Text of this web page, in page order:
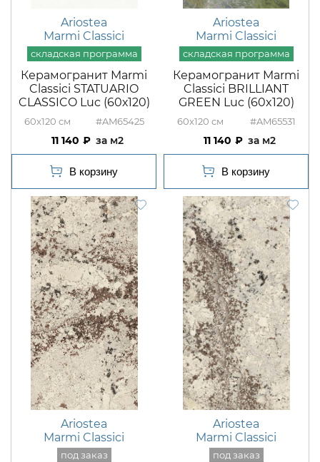
Ariostea
Marmi Classici
Керамогранит Marmi
Classici STATUARIO
CLASSICO Luc (60х120)
60x120 #AM65425
11 140 м2
Ariostea
Marmi Classici
Керамогранит Marmi
Classici BRILLIANT
GREEN Luc (60x120)
60x120 #AM65531
11 140 м2
Ariostea
Marmi Classici
Ariostea
Marmi Classici